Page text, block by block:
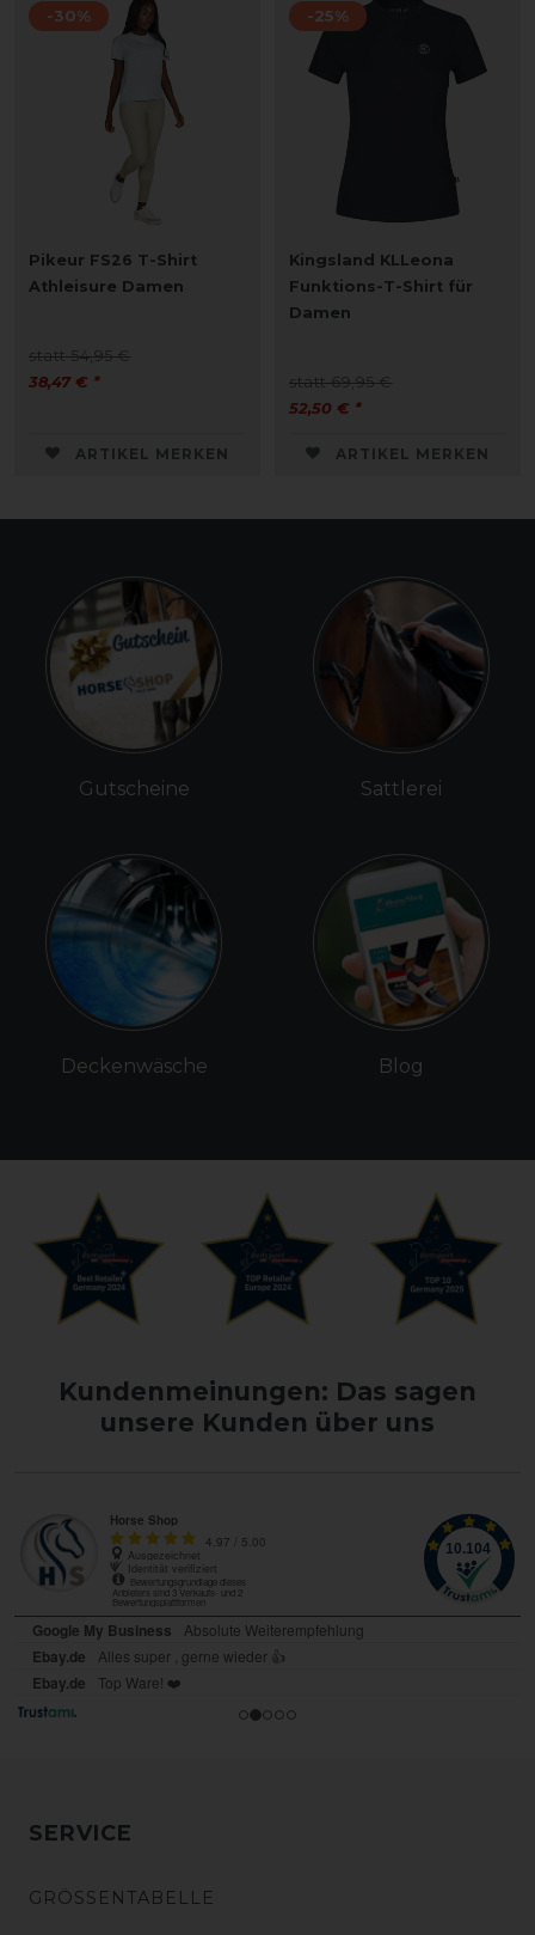
-30%
Pikeur FS26 T-Shirt
Athleisure Damen
statt 54,95 €
38,47 € *
ARTIKEL MERKEN
-25%
Kingsland KLLeona
Funktions-T-Shirt für
Damen
statt 69,95 €
52,50 € *
ARTIKEL MERKEN
Gutscheine
Deckenwäsche
Sattlerei
Blog
Kundenmeinungen: Das sagen
unsere Kunden über uns
SERVICE
GRÖSSENTABELLE